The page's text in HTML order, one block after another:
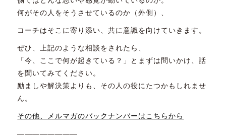
何がその人をそうさせているのか（外側）、
コーチはそこに寄り添い、共に意識を向けていきます。
ぜひ、上記のような相談をされたら、
「今、ここで何が起きている？」とまずは問いかけ、話
を聞いてみてください。
励ましや解決策よりも、その人の役にたつかもしれませ
ん。
その他、メルマガのバックナンバーはこちらから
————————